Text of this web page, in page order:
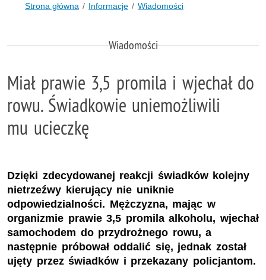
Strona główna Informacje Wiadomości
Wiadomości
Miał prawie 3,5 promila i wjechał do
rowu. Świadkowie uniemożliwili
mu ucieczkę
Dzięki zdecydowanej reakcji świadków kolejny
nietrzeźwy kierujący nie uniknie
odpowiedzialności. Mężczyzna, mając w
organizmie prawie 3,5 promila alkoholu, wjechał
samochodem do przydrożnego rowu, a
następnie próbował oddalić się, jednak został
ujęty przez świadków i przekazany policjantom.